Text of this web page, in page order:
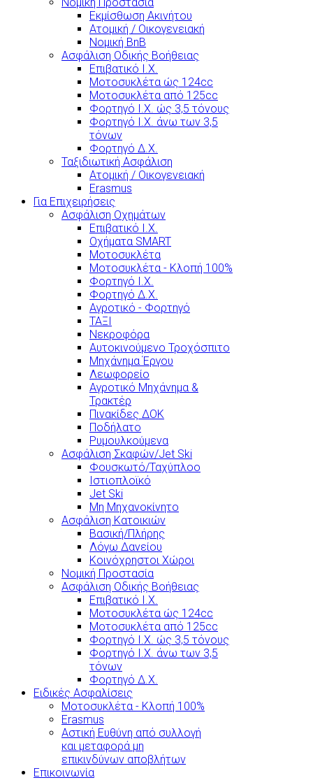
Εκμίσθωση Ακινήτου
Ατομική / Οικογενειακή
Νομική BnB
Ασφάλιση Οδικής Βοήθειας
Επιβατικό Ι.Χ.
Μοτοσυκλέτα ώς 124cc
Μοτοσυκλέτα από 125cc
Φορτηγό Ι.Χ. ώς 3,5 τόνους
Φορτηγό Ι.Χ. άνω των 3,5
τόνων
Φορτηγό Δ.Χ.
Ταξιδιωτική Ασφάλιση
Ατομική / Οικογενειακή
Erasmus
Για Επιχειρήσεις
Ασφάλιση Οχημάτων
Επιβατικό Ι.Χ.
Οχήματα SMART
Μοτοσυκλέτα
Μοτοσυκλέτα - Κλοπή 100%
Φορτηγό Ι.Χ.
Φορτηγό Δ.Χ.
Αγροτικό - Φορτηγό
ΤΑΞΙ
Νεκροφόρα
Αυτοκινούμενο Τροχόσπιτο
Μηχάνημα Έργου
Λεωφορείο
Αγροτικό Μηχάνημα &
Τρακτέρ
Πινακίδες ΔΟΚ
Ποδήλατο
Ρυμουλκούμενα
Ασφάλιση Σκαφών/Jet Ski
Φουσκωτό/Ταχύπλοο
Ιστιοπλοϊκό
Jet Ski
Μη Μηχανοκίνητο
Ασφάλιση Κατοικιών
Βασική/Πλήρης
Λόγω Δανείου
Κοινόχρηστοι Χώροι
Νομική Προστασία
Ασφάλιση Οδικής Βοήθειας
Επιβατικό Ι.Χ.
Μοτοσυκλέτα ώς 124cc
Μοτοσυκλέτα από 125cc
Φορτηγό Ι.Χ. ώς 3,5 τόνους
Φορτηγό Ι.Χ. άνω των 3,5
τόνων
Φορτηγό Δ.Χ.
Ειδικές Ασφαλίσεις
Μοτοσυκλέτα - Κλοπή 100%
Erasmus
Αστική Ευθύνη από συλλογή
και μεταφορά μη
επικινδύνων αποβλήτων
Επικοινωνία